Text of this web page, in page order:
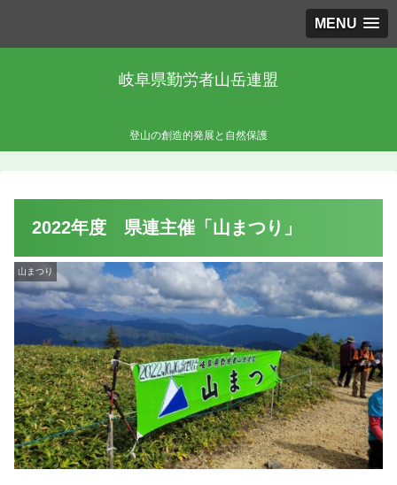
MENU
岐阜県勤労者山岳連盟
登山の創造的発展と自然保護
2022年度 県連主催「山まつり」
山まつり